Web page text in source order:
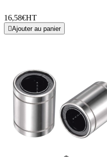
16,58€HT
Ajouter au panier